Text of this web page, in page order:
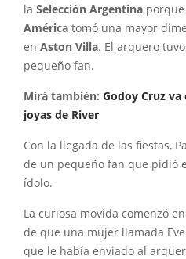
la Selección Argentina
América tomó una mayor
en Aston Villa. El arquero
pequeño fan.
Mirá también: Godoy Cruz va
joyas de River
Con la llegada de las fiestas,
de un pequeño fan que pidió
ídolo.
La curiosa movida comenzó
de que una mujer llamada
que le había enviado al